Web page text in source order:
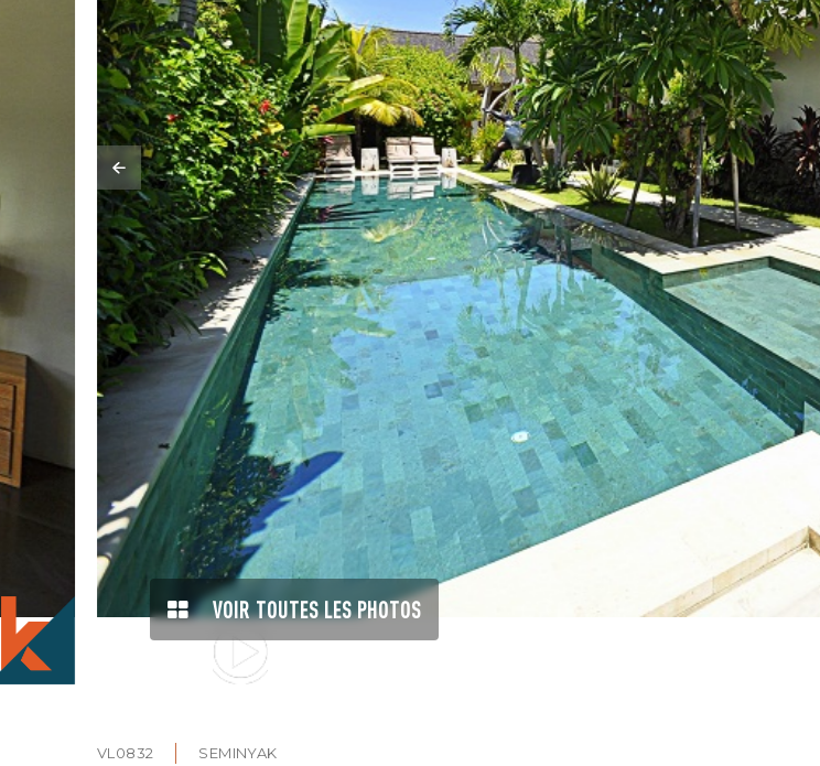
VIDEO
VOIR TOUTES LES PHOTOS
VL0832 SEMINYAK